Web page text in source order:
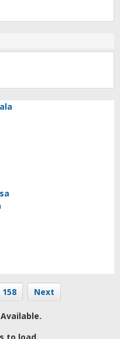
158 Next
to load.